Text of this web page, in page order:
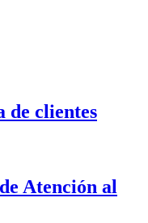
de clientes
Atención al